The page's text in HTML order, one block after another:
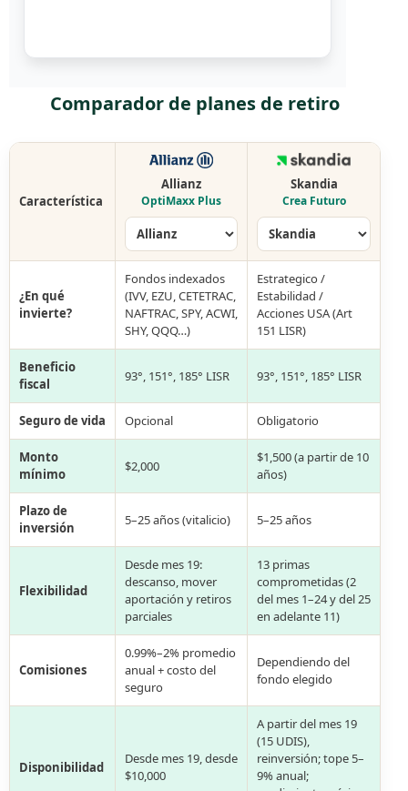
Comparador de planes de retiro
Característica
Allianz
OptiMaxx Plus
Skandia
Crea Futuro
¿En qué
invierte?
Fondos indexados
(IVV, EZU, CETETRAC,
NAFTRAC, SPY, ACWI,
SHY, QQQ…)
Estrategico /
Estabilidad /
Acciones USA (Art
151 LISR)
Beneficio
fiscal
93°, 151°, 185° LISR 93°, 151°, 185° LISR
Seguro de vida Opcional Obligatorio
Monto
mínimo
$2,000
$1,500 (a partir de 10
años)
Plazo de
inversión
5–25 años (vitalicio) 5–25 años
Flexibilidad
Desde mes 19:
descanso, mover
aportación y retiros
parciales
13 primas
comprometidas (2
del mes 1–24 y del 25
en adelante 11)
Comisiones
0.99%–2% promedio
anual + costo del
seguro
Dependiendo del
fondo elegido
Disponibilidad
Desde mes 19, desde
$10,000
A partir del mes 19
(15 UDIS),
reinversión; tope 5–
9% anual;